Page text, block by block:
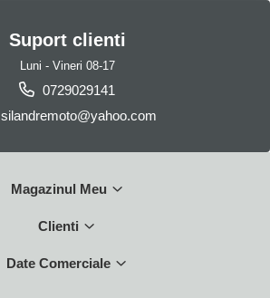
Suport clienti
Luni - Vineri 08-17
0729029141
silandremoto@yahoo.com
Magazinul Meu
Clienti
Date Comerciale